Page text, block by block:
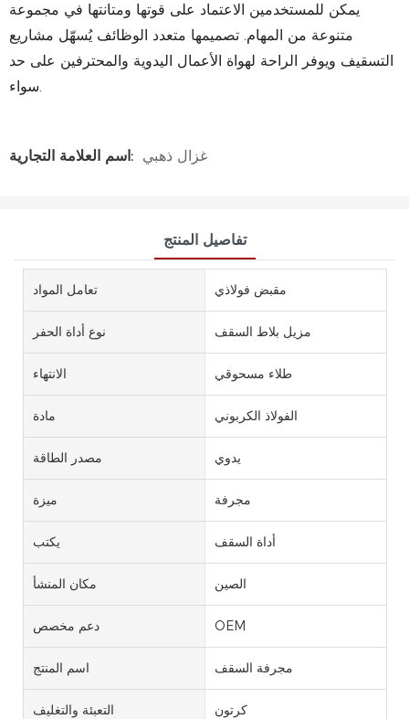
يمكن للمستخدمين الاعتماد على قوتها ومتانتها في مجموعة
متنوعة من المهام. تصميمها متعدد الوظائف يُسهّل مشاريع
التسقيف ويوفر الراحة لهواة الأعمال اليدوية والمحترفين على حد
سواء.
اسم العلامة التجارية: غزال ذهبي
تفاصيل المنتج
تعامل المواد مقبض فولاذي
نوع أداة الحفر مزيل بلاط السقف
الانتهاء طلاء مسحوقي
مادة الفولاذ الكربوني
مصدر الطاقة يدوي
ميزة مجرفة
يكتب أداة السقف
مكان المنشأ الصين
دعم مخصص OEM
اسم المنتج مجرفة السقف
التعبئة والتغليف كرتون